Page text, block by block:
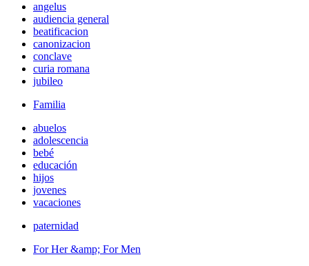
angelus
audiencia general
beatificacion
canonizacion
conclave
curia romana
jubileo
Familia
abuelos
adolescencia
bebé
educación
hijos
jovenes
vacaciones
paternidad
For Her &amp; For Men